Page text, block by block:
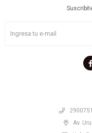
Av.
